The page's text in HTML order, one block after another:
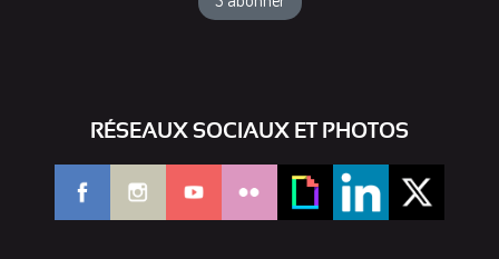
RÉSEAUX SOCIAUX ET PHOTOS